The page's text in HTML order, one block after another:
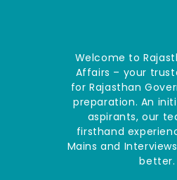
Welcome to
Affairs – your
for Rajasthan
preparation. An
aspirants, our
firsthand
Mains and
better.